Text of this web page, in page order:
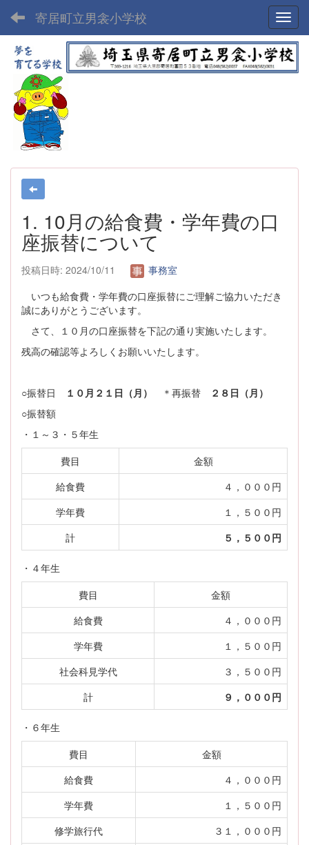
寄居町立男衾小学校
1. 10月の給食費・学年費の口
座振替について
投稿日時: 2024/10/11
事務室
いつも給食費・学年費の口座振替にご理解ご協力いただき
誠にありがとうございます。
さて、１０月の口座振替を下記の通り実施いたします。
残高の確認等よろしくお願いいたします。
○振替日 １０月２１日（月） ＊再振替
２８日（月）
○振替額
・１～３・５年生
費目
金額
給食費
４，０００円
学年費
１，５００円
計
５，５００円
・４年生
費目
金額
給食費
４，０００円
学年費
１，５００円
社会科見学代
３，５００円
計
９，０００円
・６年生
費目
金額
給食費
４，０００円
学年費
１，５００円
修学旅行代
３１，０００円